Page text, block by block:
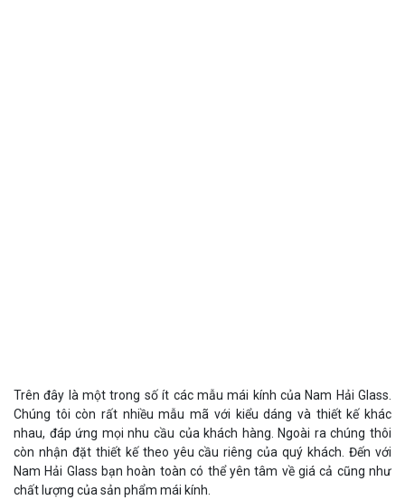
Trên đây là một trong số ít các mẫu mái kính của Nam Hải Glass.
Chúng tôi còn rất nhiều mẫu mã với kiểu dáng và thiết kế khác
nhau, đáp ứng mọi nhu cầu của khách hàng. Ngoài ra chúng thôi
còn nhận đặt thiết kế theo yêu cầu riêng của quý khách. Đến với
Nam Hải Glass bạn hoàn toàn có thể yên tâm về giá cả cũng như
chất lượng của sản phẩm mái kính.